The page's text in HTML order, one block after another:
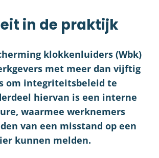
in de praktijk
klokkenluiders (Wbk)
met meer dan vijftig
om integriteitsbeleid te
hiervan is een interne
waarmee werknemers
van een misstand op een
kunnen melden.